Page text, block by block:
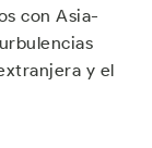
con Asia-
y el